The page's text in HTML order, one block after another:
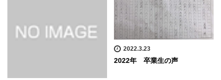
2022.3.23
2022年 卒業生の声